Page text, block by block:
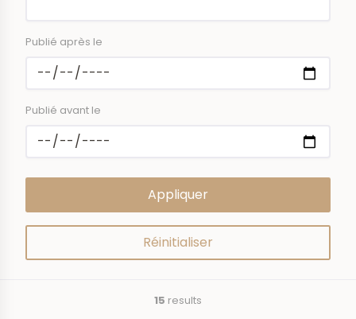
Publié après le
Publié avant le
15 results